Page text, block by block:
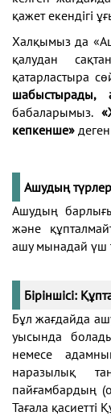
қажет екендігі
Халқымыз да
қалудан
қатарластыра
шабыстырады,
бабаларымыз.
кепкенше»
Ашудың
Ашудың
және
ашу мынадай үш
Біріншісі:
Бұл жағдайда
уысында
немесе
наразылық
пайғамбардың
Тағала қасиетті